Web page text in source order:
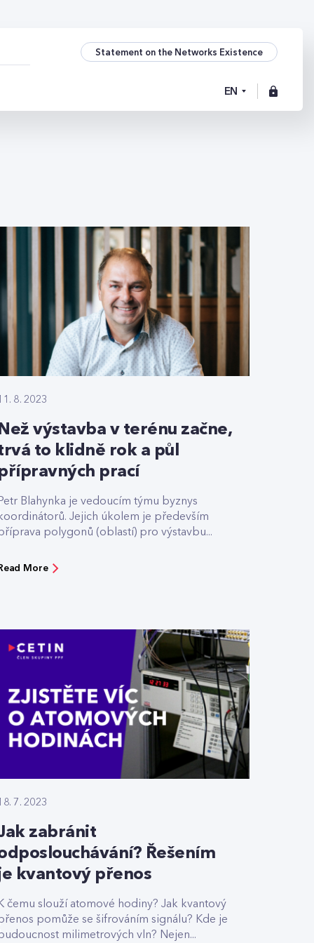
Statement on the Networks Existence
EN
8. 2023
Než výstavba v terénu začne,
to klidně rok a půl
prací
Petr Blahynka je vedoucím týmu byznys
koordinátorů. Jejich úkolem je především
polygonů (oblastí) pro výstavbu...
More
7. 2023
zabránit
Řešením
kvantový přenos
K čemu slouží atomové hodiny? Jak kvantový
pomůže se šifrováním signálu? Kde je
budoucnost milimetrových vln? Nejen...